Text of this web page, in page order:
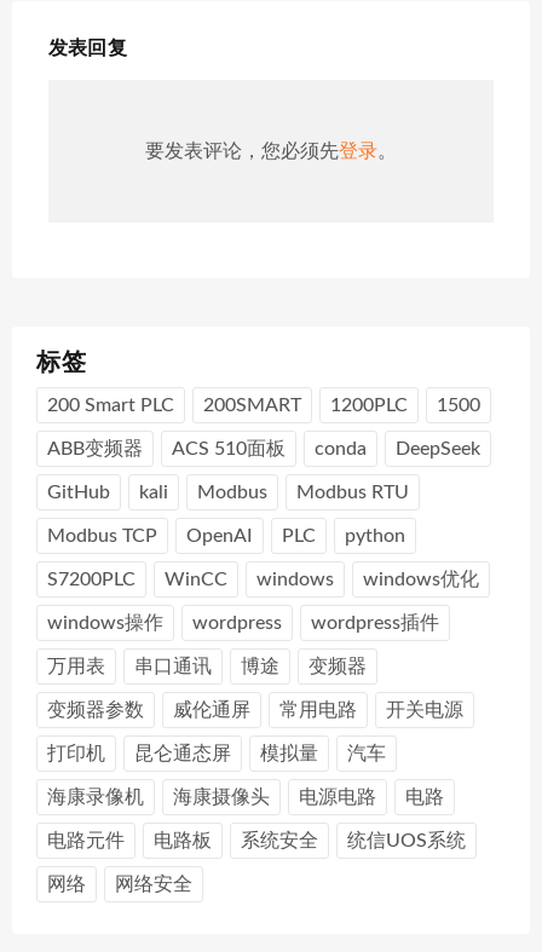
发表回复
要发表评论，您必须先登录。
标签
200 Smart PLC 200SMART 1200PLC 1500
ABB变频器 ACS 510面板 conda DeepSeek
GitHub kali Modbus Modbus RTU
Modbus TCP OpenAI PLC python
S7200PLC WinCC windows windows优化
windows操作 wordpress wordpress插件
万用表 串口通讯 博途 变频器
变频器参数 威伦通屏 常用电路 开关电源
打印机 昆仑通态屏 模拟量 汽车
海康录像机 海康摄像头 电源电路 电路
电路元件 电路板 系统安全 统信UOS系统
网络 网络安全